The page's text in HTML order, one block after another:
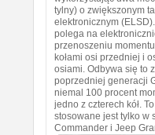
tylny) o zwiększonym
elektronicznym (ELSD).
polega na
przenoszeniu
kołami osi przedniej i
osiami. Odbywa się to
poprzedniej generacji
niemal 100 procent
jedno z czterech kół.
stosowane jest tylko w
Commander i Jeep